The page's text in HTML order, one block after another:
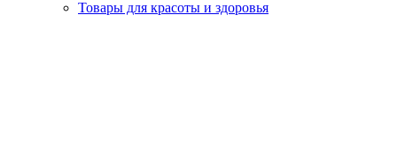
Товары для красоты и здоровья